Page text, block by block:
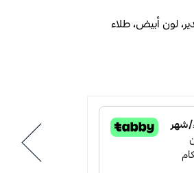
لون أبيض، طلاء